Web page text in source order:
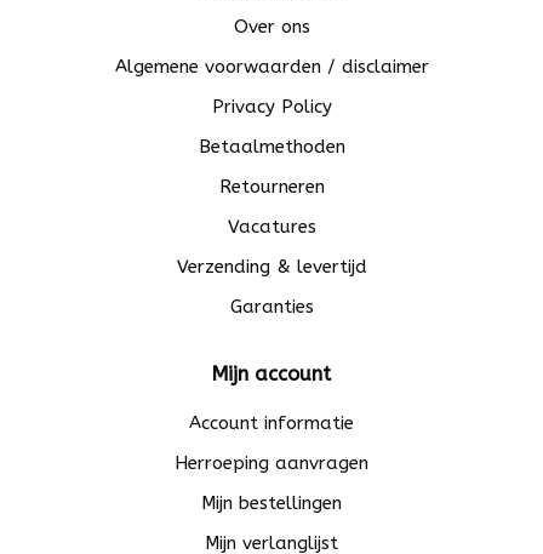
Over ons
Algemene voorwaarden / disclaimer
Privacy Policy
Betaalmethoden
Retourneren
Vacatures
Verzending & levertijd
Garanties
Mijn account
Account informatie
Herroeping aanvragen
Mijn bestellingen
Mijn verlanglijst